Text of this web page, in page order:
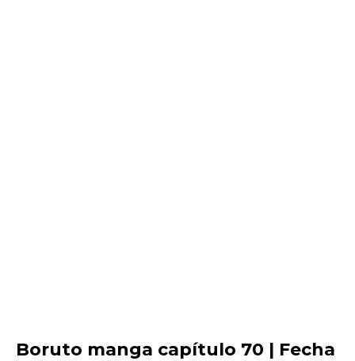
Boruto manga capítulo 70 | Fecha